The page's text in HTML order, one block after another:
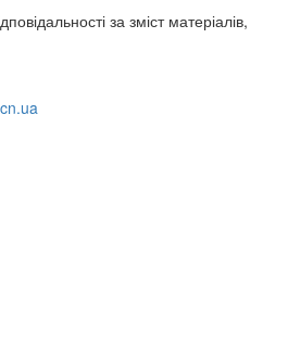
за зміст матеріалів,